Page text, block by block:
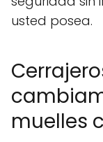
usted posea.
muelles